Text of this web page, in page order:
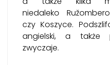
niedaleko
czy Koszyce.
angielski, a także
zwyczaje.